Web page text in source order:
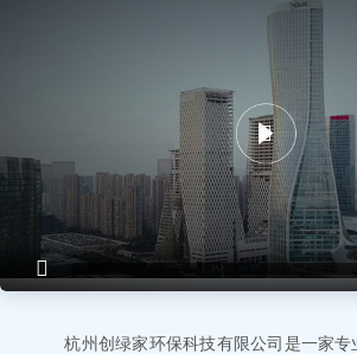
杭州创绿家环保科技有限公司是一家